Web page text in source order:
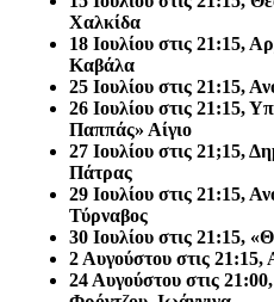
Χαλκίδα
18 Ιουλίου στις 21:15,
Καβάλα
25 Ιουλίου στις 21:15,
26 Ιουλίου στις 21:15,
Παππάς» Αίγιο
27 Ιουλίου στις 21;15,
Πάτρας
29 Ιουλίου στις 21:15,
Τύρναβος
30 Ιουλίου στις 21:15,
2 Αυγούστου στις
24 Αυγούστου στις